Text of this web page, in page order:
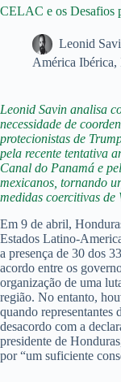
CELAC e os Desafios
Leonid
América Ibérica,
Leonid Savin analisa
necessidade de
protecionistas de
pela recente tentativa
Canal do Panamá e
mexicanos, tornando
medidas coercitivas de
Em 9 de abril,
Estados Latino-
a presença de 30 dos
acordo entre os
organização de uma
região. No entanto,
quando representantes
desacordo com a
presidente de
por “um suficiente